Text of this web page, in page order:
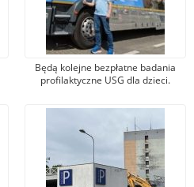
Będą kolejne bezpłatne badania
profilaktyczne USG dla dzieci.